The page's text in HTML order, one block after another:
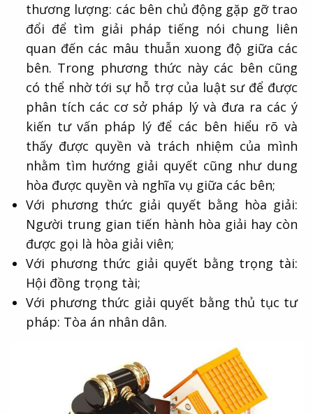
thương lượng: các bên chủ động gặp gỡ trao
đổi để tìm giải pháp tiếng nói chung liên
quan đến các mâu thuẫn xuong độ giữa các
bên. Trong phương thức này các bên cũng
có thể nhờ tới sự hỗ trợ của luật sư để được
phân tích các cơ sở pháp lý và đưa ra các ý
kiến tư vấn pháp lý để các bên hiểu rõ và
thấy được quyền và trách nhiệm của mình
nhằm tìm hướng giải quyết cũng như dung
hòa được quyền và nghĩa vụ giữa các bên;
Với phương thức giải quyết bằng hòa giải:
Người trung gian tiến hành hòa giải hay còn
được gọi là hòa giải viên;
Với phương thức giải quyết bằng trọng tài:
Hội đồng trọng tài;
Với phương thức giải quyết bằng thủ tục tư
pháp: Tòa án nhân dân.